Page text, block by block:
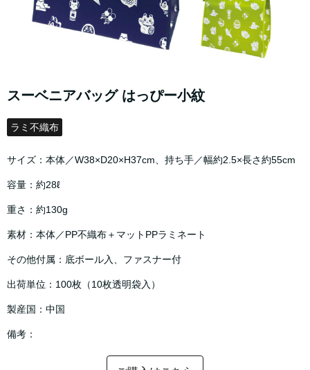
スーベニアバッグ はっぴー小紋
ラミ不織布
サイズ：本体／W38×D20×H37cm、持ち手／幅約2.5×長さ約55cm
容量：約28ℓ
重さ：約130g
素材：本体／PP不織布＋マットPPラミネート
その他付属：底ボール入、ファスナー付
出荷単位：100枚（10枚透明袋入）
製産国：中国
備考：